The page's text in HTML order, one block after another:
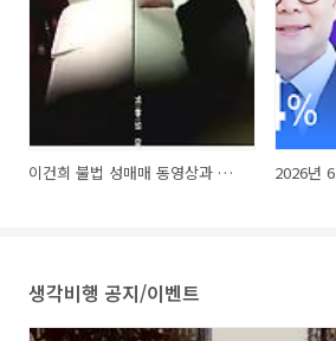
이건희 불법 성매매 동영상과 한국 사회의 추한 민낯
생각비행 공지/이벤트